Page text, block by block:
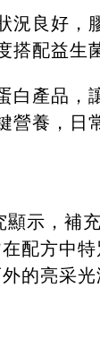
良好，
配益生
白產品，
養，日
顯示，補
配方中
的亮采光